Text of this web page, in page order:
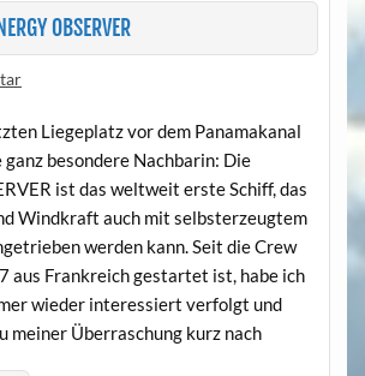
OBSERVER
Liegeplatz vor dem Panamakanal
besondere Nachbarin: Die
ist das weltweit erste Schiff, das
Windkraft auch mit selbsterzeugtem
werden kann. Seit die Crew
aus Frankreich gestartet ist, habe ich
wieder interessiert verfolgt und
meiner Überraschung kurz nach